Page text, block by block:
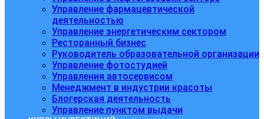
Управление фармацевтической
деятельностью
Управление энергетическим сектором
Ресторанный бизнес
Руководитель образовательной организации
Управление фотостудией
Управления автосервисом
Менеджмент в индустрии красоты
Блогерская деятельность
Управление пунктом выдачи